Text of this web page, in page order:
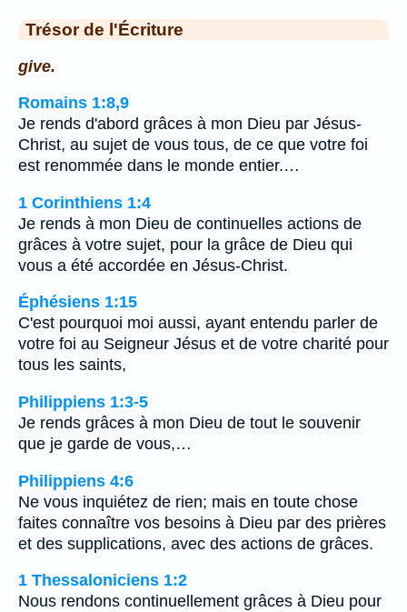
Trésor de l'Écriture
give.
Romains 1:8,9
Je rends d'abord grâces à mon Dieu par Jésus-
Christ, au sujet de vous tous, de ce que votre foi
est renommée dans le monde entier.…
1 Corinthiens 1:4
Je rends à mon Dieu de continuelles actions de
grâces à votre sujet, pour la grâce de Dieu qui
vous a été accordée en Jésus-Christ.
Éphésiens 1:15
C'est pourquoi moi aussi, ayant entendu parler de
votre foi au Seigneur Jésus et de votre charité pour
tous les saints,
Philippiens 1:3-5
Je rends grâces à mon Dieu de tout le souvenir
que je garde de vous,…
Philippiens 4:6
Ne vous inquiétez de rien; mais en toute chose
faites connaître vos besoins à Dieu par des prières
et des supplications, avec des actions de grâces.
1 Thessaloniciens 1:2
Nous rendons continuellement grâces à Dieu pour